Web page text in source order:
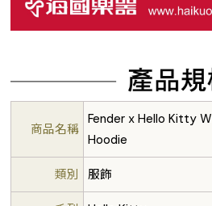
商品名稱
Fender x Hello Kitty
Hoodie
類別 服飾